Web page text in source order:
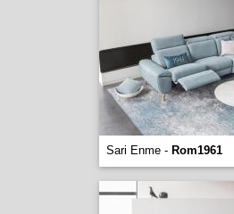
Sari Enme - Rom1961